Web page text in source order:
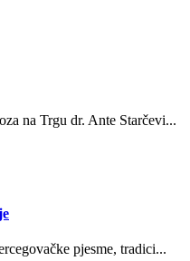
na Trgu dr. Ante Starčevi...
pjesme, tradici...